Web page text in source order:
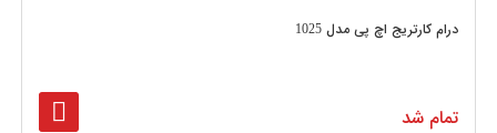
درام کارتریج اچ پی مدل 1025
تمام شد